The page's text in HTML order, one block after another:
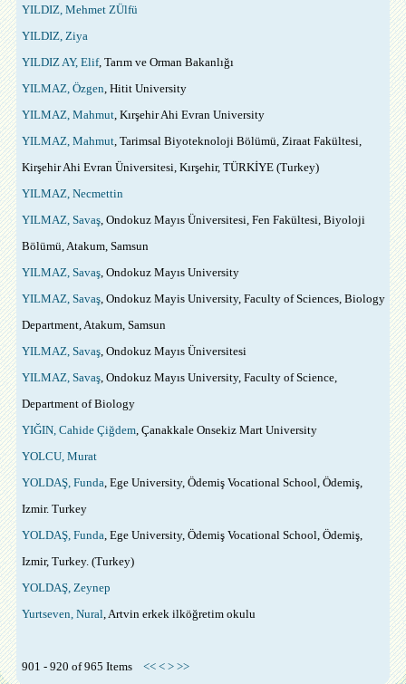
YILDIZ, Mehmet ZÜlfü
YILDIZ, Ziya
YILDIZ AY, Elif, Tarım ve Orman Bakanlığı
YILMAZ, Özgen , Hitit University
YILMAZ, Mahmut, Kırşehir Ahi Evran University
YILMAZ, Mahmut, Tarimsal Biyoteknoloji Bölümü, Ziraat Fakültesi,
Kirşehir Ahi Evran Üniversitesi, Kırşehir, TÜRKİYE (Turkey)
YILMAZ, Necmettin
YILMAZ, Savaş, Ondokuz Mayıs Üniversitesi, Fen Fakültesi, Biyoloji
Bölümü, Atakum, Samsun
YILMAZ, Savaş, Ondokuz Mayıs University
YILMAZ, Savaş, Ondokuz Mayis University, Faculty of Sciences, Biology
Department, Atakum, Samsun
YILMAZ, Savaş, Ondokuz Mayıs Üniversitesi
YILMAZ, Savaş, Ondokuz Mayıs University, Faculty of Science,
Department of Biology
YIĞIN, Cahide Çiğdem, Çanakkale Onsekiz Mart University
YOLCU, Murat
YOLDAŞ, Funda , Ege University, Ödemiş Vocational School, Ödemiş,
Izmir. Turkey
YOLDAŞ, Funda , Ege University, Ödemiş Vocational School, Ödemiş,
Izmir, Turkey. (Turkey)
YOLDAŞ, Zeynep
Yurtseven, Nural , Artvin erkek ilköğretim okulu
901 - 920 of 965 Items << < > >>